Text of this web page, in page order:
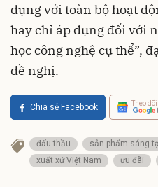
dụng với toàn bộ hoạt
hay chỉ áp dụng đối với
học công nghệ cụ thể”,
đề nghị.
Chia sẻ Facebook Theo
đấu thầu sản phẩm sáng
xuất xứ Việt Nam
ưu đãi